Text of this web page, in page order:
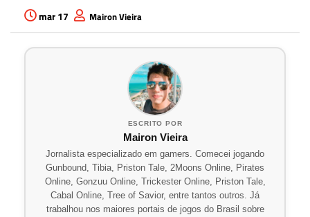
mar 17 Mairon Vieira
ESCRITO POR
Mairon Vieira
Jornalista especializado em gamers. Comecei jogando
Gunbound, Tibia, Priston Tale, 2Moons Online, Pirates
Online, Gonzuu Online, Trickester Online, Priston Tale,
Cabal Online, Tree of Savior, entre tantos outros. Já
trabalhou nos maiores portais de jogos do Brasil sobre